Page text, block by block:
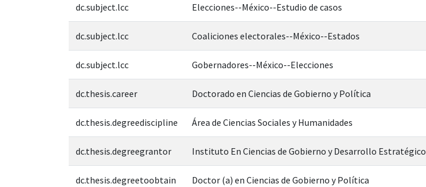
dc.subject.lcc Elecciones--México--Estudio de casos
dc.subject.lcc Coaliciones electorales--México--Estados
dc.subject.lcc Gobernadores--México--Elecciones
dc.thesis.career Doctorado en Ciencias de Gobierno y Política
dc.thesis.degreediscipline Área de Ciencias Sociales y Humanidades
dc.thesis.degreegrantor Instituto En Ciencias de Gobierno y Desarrollo Estratégico
dc.thesis.degreetoobtain Doctor (a) en Ciencias de Gobierno y Política